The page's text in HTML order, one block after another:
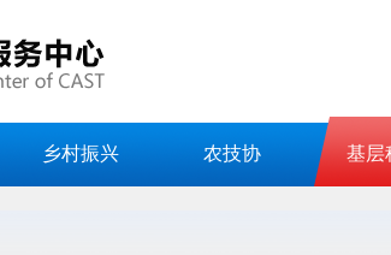
乡村振兴 农技协 基层